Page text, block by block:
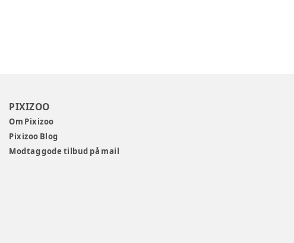
PIXIZOO
Om Pixizoo
Pixizoo Blog
Modtag gode tilbud på mail